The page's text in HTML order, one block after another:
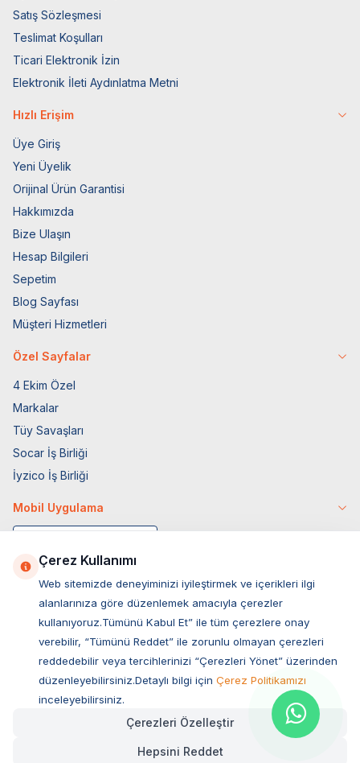
Satış Sözleşmesi
Teslimat Koşulları
Ticari Elektronik İzin
Elektronik İleti Aydınlatma Metni
Hızlı Erişim
Üye Giriş
Yeni Üyelik
Orijinal Ürün Garantisi
Hakkımızda
Bize Ulaşın
Hesap Bilgileri
Sepetim
Blog Sayfası
Müşteri Hizmetleri
Özel Sayfalar
4 Ekim Özel
Markalar
Tüy Savaşları
Socar İş Birliği
İyzico İş Birliği
Mobil Uygulama
Müşteri Hizmetleri
Sıkça Sorulan Sorular
Çerez Kullanımı
Web sitemizde deneyiminizi iyileştirmek ve içerikleri ilgi
alanlarınıza göre düzenlemek amacıyla çerezler
kullanıyoruz.Tümünü Kabul Et” ile tüm çerezlere onay
verebilir, “Tümünü Reddet” ile zorunlu olmayan çerezleri
reddedebilir veya tercihlerinizi “Çerezleri Yönet” üzerinden
düzenleyebilirsiniz.Detaylı bilgi için Çerez Politikamızı
inceleyebilirsiniz.
Çerezleri Özelleştir
Hepsini Reddet